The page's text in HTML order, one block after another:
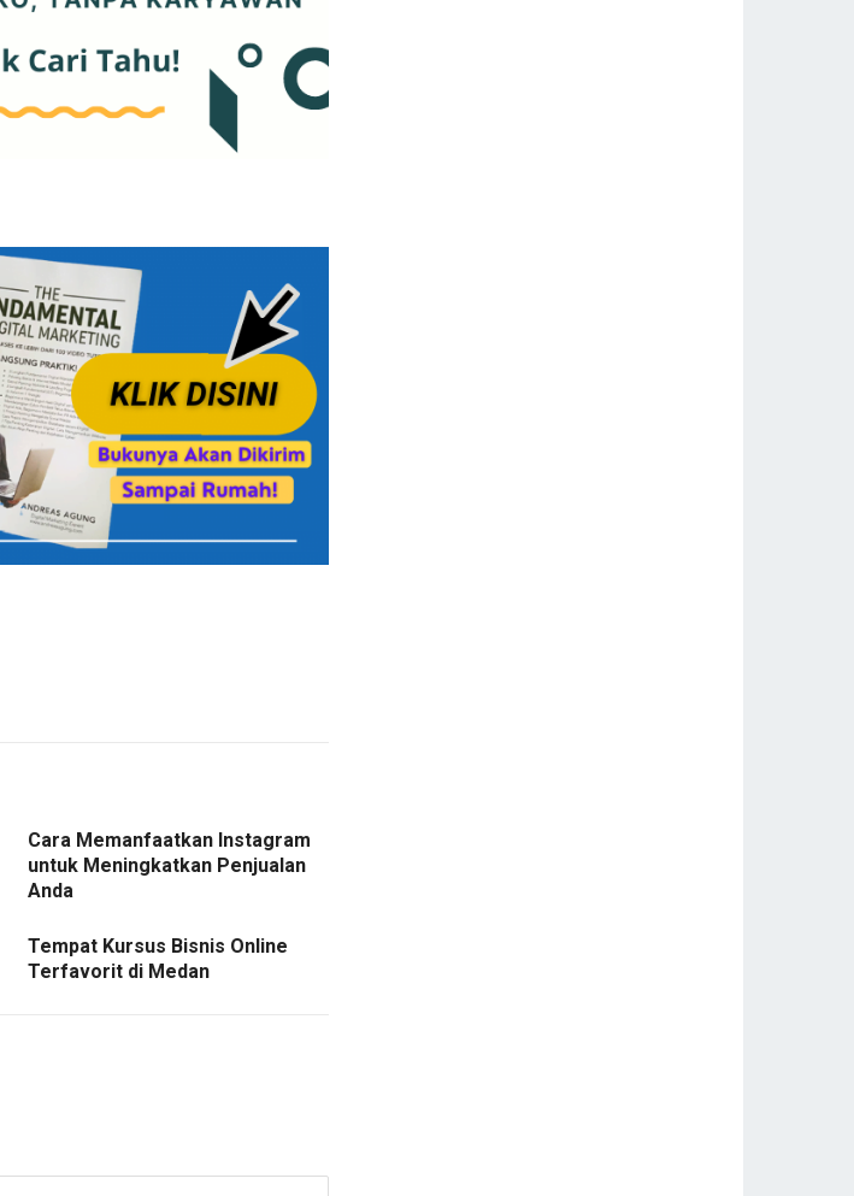
Cara Memanfaatkan Instagram
untuk Meningkatkan Penjualan
Anda
Tempat Kursus Bisnis Online
Terfavorit di Medan